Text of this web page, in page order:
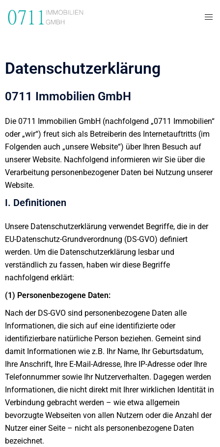
Datenschutzerklärung
0711 Immobilien GmbH
Die 0711 Immobilien GmbH (nachfolgend „0711 Immobilien“
oder „wir“) freut sich als Betreiberin des Internetauftritts (im
Folgenden auch „unsere Website“) über Ihren Besuch auf
unserer Website. Nachfolgend informieren wir Sie über die
Verarbeitung personenbezogener Daten bei Nutzung unserer
Website.
I. Definitionen
Unsere Datenschutzerklärung verwendet Begriffe, die in der
EU-Datenschutz-Grundverordnung (DS-GVO) definiert
werden. Um die Datenschutzerklärung lesbar und
verständlich zu fassen, haben wir diese Begriffe
nachfolgend erklärt:
(1) Personenbezogene Daten:
Nach der DS-GVO sind personenbezogene Daten alle
Informationen, die sich auf eine identifizierte oder
identifizierbare natürliche Person beziehen. Gemeint sind
damit Informationen wie z.B. Ihr Name, Ihr Geburtsdatum,
Ihre Anschrift, Ihre E-Mail-Adresse, Ihre IP-Adresse oder Ihre
Telefonnummer sowie Ihr Nutzerverhalten. Dagegen werden
Informationen, die nicht direkt mit Ihrer wirklichen Identität in
Verbindung gebracht werden – wie etwa allgemein
bevorzugte Webseiten von allen Nutzern oder die Anzahl der
Nutzer einer Seite – nicht als personenbezogene Daten
bezeichnet.